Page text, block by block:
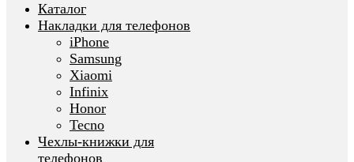
Каталог
Накладки для телефонов
iPhone
Samsung
Xiaomi
Infinix
Honor
Tecno
Чехлы-книжки для
телефонов